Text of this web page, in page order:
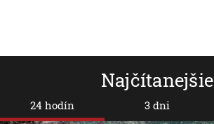
Najčítanejšie
24 hodín 3 dni